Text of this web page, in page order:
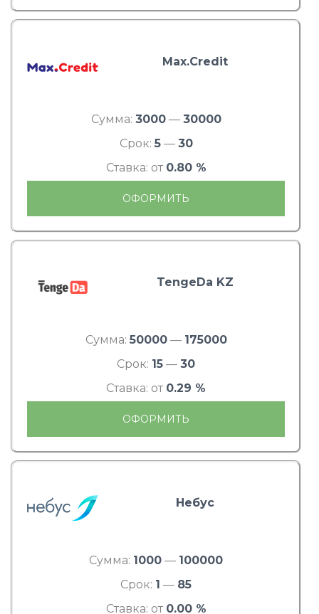
Max.Credit
Сумма: 3000— 30000
Срок: 5— 30
Ставка: от 0.80 %
ОФОРМИТЬ
TengeDa KZ
Сумма: 50000— 175000
Срок: 15 — 30
Ставка: от 0.29 %
ОФОРМИТЬ
Небус
Сумма: 1000 — 100000
Срок: 1 — 85
Ставка: от 0.00 %